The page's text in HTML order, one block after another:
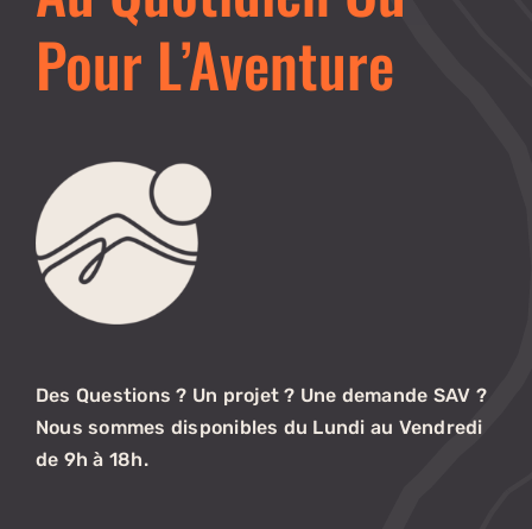
Pour L’Aventure
Des Questions ? Un projet ? Une demande SAV ?
Nous sommes disponibles du Lundi au Vendredi
de 9h à 18h.